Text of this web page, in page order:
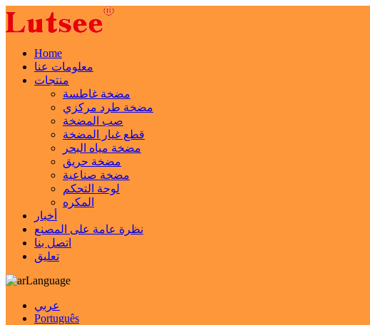
Home
معلومات عنا
منتجات
مضخة غاطسة
مضخة طرد مركزي
صب المضخة
قطع غيار المضخة
مضخة مياه البحر
مضخة حريق
مضخة صناعية
لوحة التحكم
المكره
أخبار
نظرة عامة على المصنع
اتصل بنا
تعليق
Language
عربي
Português